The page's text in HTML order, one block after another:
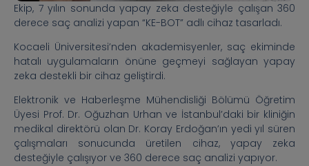
Ekip, 7 yılın sonunda yapay zeka desteğiyle çalışan 360
derece saç analizi yapan “KE-BOT” adlı cihaz tasarladı.
Kocaeli Üniversitesi’nden akademisyenler, saç ekiminde
hatalı uygulamaların önüne geçmeyi sağlayan yapay
zeka destekli bir cihaz geliştirdi.
Elektronik ve Haberleşme Mühendisliği Bölümü Öğretim
Üyesi Prof. Dr. Oğuzhan Urhan ve İstanbul’daki bir kliniğin
medikal direktörü olan Dr. Koray Erdoğan’ın yedi yıl süren
çalışmaları sonucunda üretilen cihaz, yapay zeka
desteğiyle çalışıyor ve 360 derece saç analizi yapıyor.